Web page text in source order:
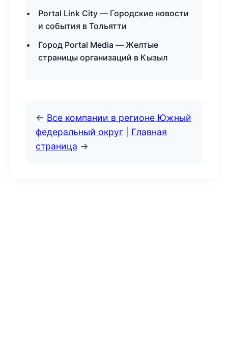
Portal Link City — Городские новости
и события в Тольятти
Город Portal Media — Желтые
страницы организаций в Кызыл
← Все компании в регионе Южный
федеральный округ
Главная
страница →